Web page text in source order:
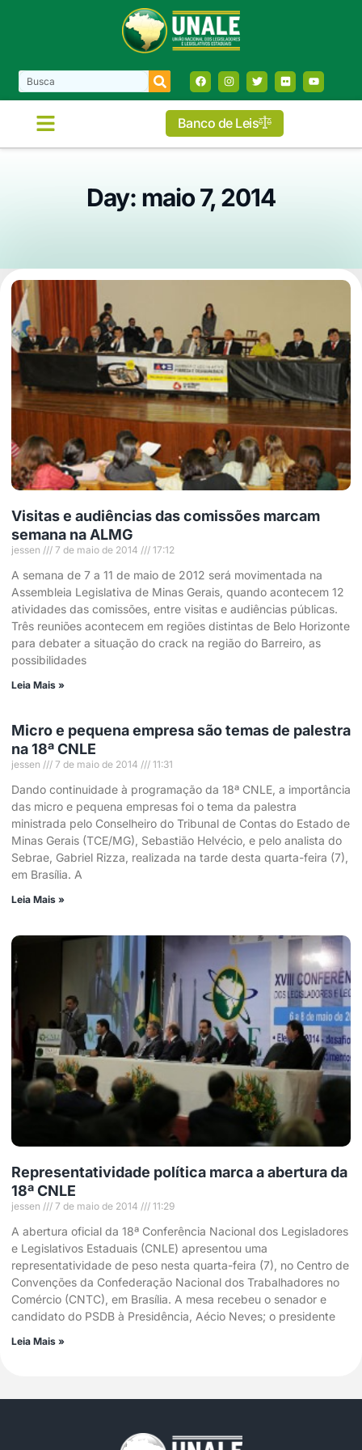
Banco de Leis
Day: maio 7, 2014
Visitas e audiências das comissões marcam
semana na ALMG
jessen 7 de maio de 2014 17:12
A semana de 7 a 11 de maio de 2012 será movimentada na
Assembleia Legislativa de Minas Gerais, quando acontecem 12
atividades das comissões, entre visitas e audiências públicas.
Três reuniões acontecem em regiões distintas de Belo Horizonte
para debater a situação do crack na região do Barreiro, as
possibilidades
Leia Mais »
Micro e pequena empresa são temas de palestra
na 18ª CNLE
jessen 7 de maio de 2014 11:31
Dando continuidade à programação da 18ª CNLE, a importância
das micro e pequena empresas foi o tema da palestra
ministrada pelo Conselheiro do Tribunal de Contas do Estado de
Minas Gerais (TCE/MG), Sebastião Helvécio, e pelo analista do
Sebrae, Gabriel Rizza, realizada na tarde desta quarta-feira (7),
em Brasília. A
Leia Mais »
Representatividade política marca a abertura da
18ª CNLE
jessen 7 de maio de 2014 11:29
A abertura oficial da 18ª Conferência Nacional dos Legisladores
e Legislativos Estaduais (CNLE) apresentou uma
representatividade de peso nesta quarta-feira (7), no Centro de
Convenções da Confederação Nacional dos Trabalhadores no
Comércio (CNTC), em Brasília. A mesa recebeu o senador e
candidato do PSDB à Presidência, Aécio Neves; o presidente
Leia Mais »